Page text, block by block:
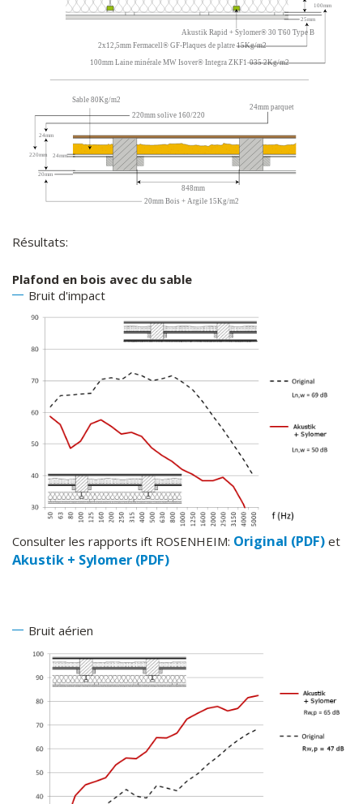
Résultats:
Plafond en bois avec du sable
Bruit d'impact
Consulter les rapports ift ROSENHEIM: Original (PDF) et
Akustik + Sylomer (PDF)
Bruit aérien